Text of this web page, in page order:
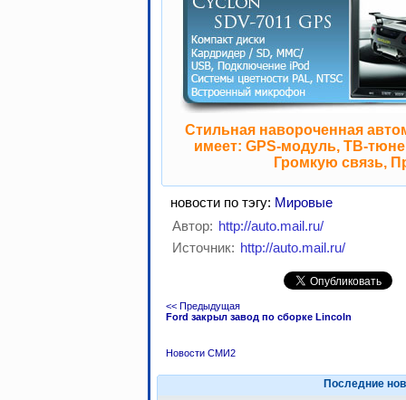
Стильная навороченная
имеет: GPS-модуль, ТВ-
Громкую связь,
новости по тэгу: Мировые
Автор: http://auto.mail.ru/
Источник: http://auto.mail.ru/
<< Предыдущая
Ford закрыл завод по сборке Lincoln
Новости СМИ2
Последние